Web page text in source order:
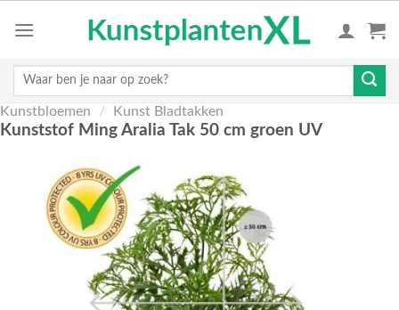
Zoeken
Kunstbloemen / Kunst Bladtakken
Kunststof Ming Aralia Tak 50 cm groen UV